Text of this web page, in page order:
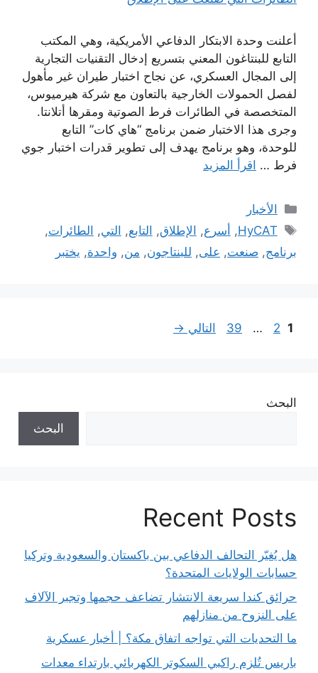
أعلنت وحدة الابتكار الدفاعي الأمريكية، وهي المكتب
التابع للبنتاغون المعني بتسريع إدخال التقنيات التجارية
إلى المجال العسكري، عن نجاح اختبار طيران غير مأهول
لفصل الحمولات الخارجية بالتعاون مع شركة هيرميوس،
المتخصصة في الطائرات فرط الصوتية ومقرها أتلانتا.
وجرى هذا الاختبار ضمن برنامج “هاي كات” التابع
للوحدة، وهو برنامج يهدف إلى تطوير قدرات اختبار جوي
فرط … اقرأ المزيد
التصنيفات
الأخبار
الوسوم
HyCAT
, أسرع, الإطلاق, التابع, التي, الطائرات,
برنامج, صنعت, على, للبنتاجون, من, واحدة, يختبر
Page
1
Page
2
…
Page
39 التالي →
البحث
البحث
Recent Posts
هل يُغيّر التحالف الدفاعي بين باكستان والسعودية وتركيا
حسابات الولايات المتحدة؟
حرائق كندا سريعة الانتشار تضاعف حجمها وتجبر الآلاف
على النزوح من منازلهم
ما التحديات التي تواجه اتفاق مكة؟ | أخبار عسكرية
باريس تُلزم راكبي السكوتر الكهربائي بارتداء معدات